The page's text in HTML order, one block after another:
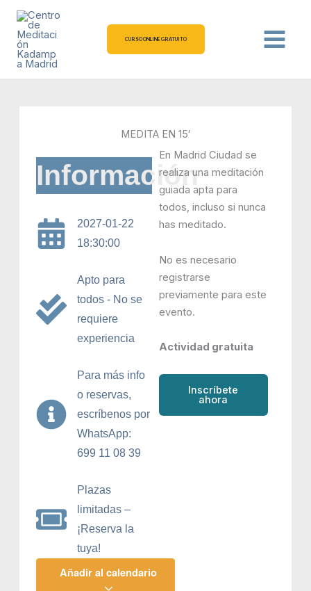
contenido
CURSO ONLINE GRATUITO
MEDITA EN 15′
Información
2027-01-22
18:30:00
Apto para
todos - No se
requiere
experiencia
Para más info
o reservas,
escríbenos por
WhatsApp:
699 11 08 39
Plazas
limitadas –
¡Reserva la
tuya!
En Madrid Ciudad se
realiza una meditación
guiada apta para
todos, incluso si nunca
has meditado.
No es necesario
registrarse
previamente para este
evento.
Actividad gratuita
Inscríbete
ahora